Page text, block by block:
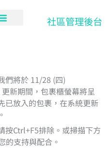
社區管理後台
們將於 11/28 (四)
新期間，包裹櫃螢幕將呈
已放入的包裹，在系統更新
按Ctrl+F5排除。或掃描下方
的支持與配合。